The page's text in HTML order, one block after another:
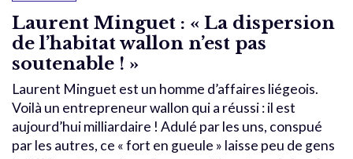
Laurent Minguet : « La dispersion
de l’habitat wallon n’est pas
soutenable ! »
Laurent Minguet est un homme d’affaires liégeois.
Voilà un entrepreneur wallon qui a réussi : il est
aujourd’hui milliardaire ! Adulé par les uns, conspué
par les autres, ce « fort en gueule » laisse peu de gens